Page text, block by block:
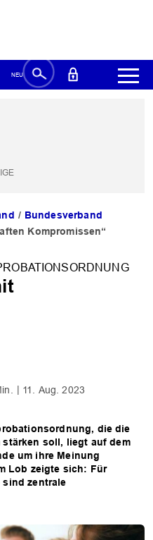
Bundesverband
Kompromissen“
11. Aug. 2023
die die
soll, liegt auf dem
um ihre Meinung
Lob zeigte sich: Für
sind zentrale